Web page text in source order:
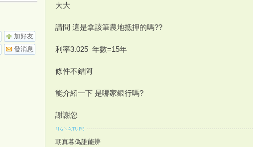
加好友
發消息
大大
請問 這是拿該筆農地抵押的嗎??
利率3.025 年數=15年
條件不錯阿
能介紹一下 是哪家銀行嗎?
謝謝您
朝真暮偽誰能辨